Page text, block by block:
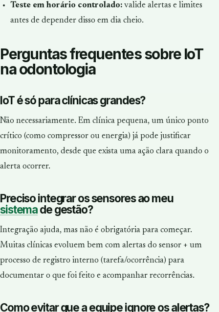
Teste em horário controlado:valide alertas e limites
antes de depender disso em dia cheio.
Perguntas frequentes sobre IoT
na odontologia
IoT é só para clínicas grandes?
Não necessariamente. Em clínica pequena, um único ponto
crítico (como compressor ou energia) já pode justificar
monitoramento, desde que exista uma ação clara quando o
alerta ocorrer.
Preciso integrar os sensores ao meu
sistemade gestão?
Integração ajuda, mas não é obrigatória para começar.
Muitas clínicas evoluem bem com alertas do sensor + um
processo de registro interno (tarefa/ocorrência) para
documentar o que foi feito e acompanhar recorrências.
Como evitar que a equipe ignore os alertas?